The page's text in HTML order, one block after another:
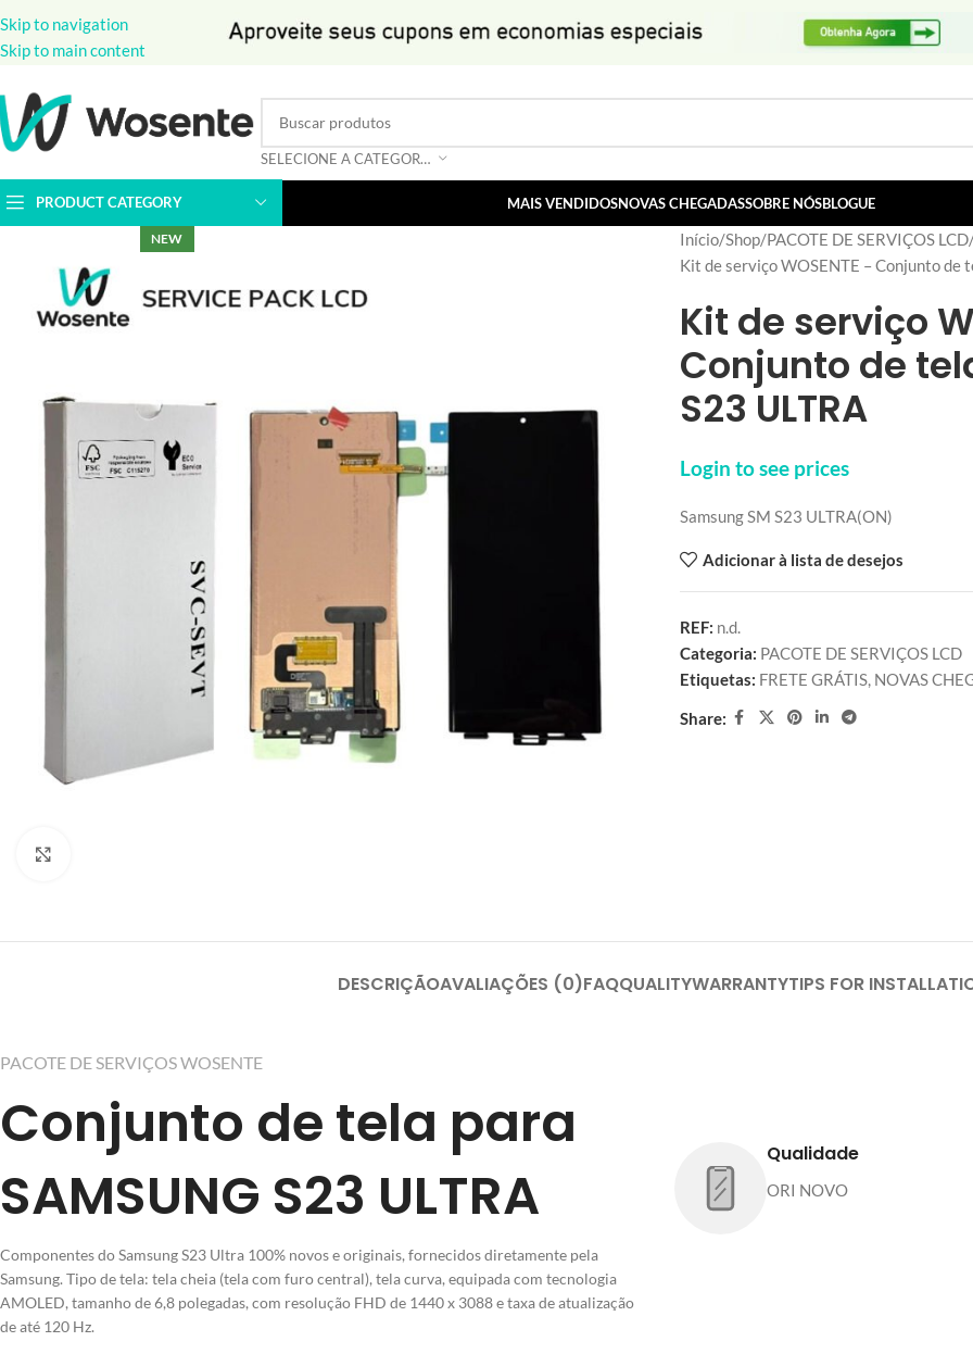
Skip to navigation
Skip to main content
SELECIONE A CATEGORIA
PRODUCT CATEGORY MAIS VENDIDOSNOVAS CHEGADASSOBRE NÓSBLOGUE
NEW Início Shop PACOTE DE SERVIÇOS LCD
Kit de serviço WOSENTE – Conjunto de
Kit de serviço
Conjunto de
S23 ULTRA
Login to see prices
Samsung SM S23 ULTRA(ON)
Adicionar à lista de desejos
REF: n.d.
Categoria: PACOTE DE SERVIÇOS LCD
Etiquetas: FRETE GRÁTIS, NOVAS
Share:
DESCRIÇÃOAVALIAÇÕES (0)FAQQUALITYWARRANTYTIPS FOR
PACOTE DE SERVIÇOS WOSENTE
Conjunto de tela para
SAMSUNG S23 ULTRA
Componentes do Samsung S23 Ultra 100% novos e originais, fornecidos diretamente pela
Samsung. Tipo de tela: tela cheia (tela com furo central), tela curva, equipada com tecnologia
AMOLED, tamanho de 6,8 polegadas, com resolução FHD de 1440 x 3088 e taxa de atualização
de até 120 Hz.
Qualidade
ORI NOVO